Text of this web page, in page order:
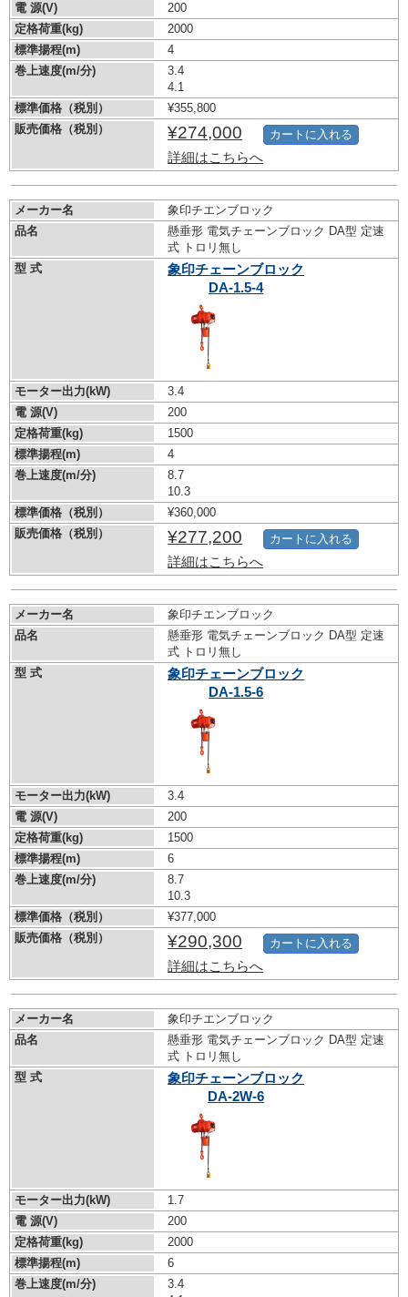
電 源(V)
200
定格荷重(kg)
2000
標準揚程(m)
4
巻上速度(m/分)
3.4
4.1
標準価格（税別）
¥355,800
販売価格（税別）
¥274,000
詳細はこちらへ
カートに入れる
メーカー名
象印チエンブロック
品名
懸垂形 電気チェーンブロック DA型 定速
式 トロリ無し
型 式
象印チェーンブロック
DA-1.5-4
モーター出力(kW)
3.4
電 源(V)
200
定格荷重(kg)
1500
標準揚程(m)
4
巻上速度(m/分)
8.7
10.3
標準価格（税別）
¥360,000
販売価格（税別）
¥277,200
詳細はこちらへ
カートに入れる
メーカー名
象印チエンブロック
品名
懸垂形 電気チェーンブロック DA型 定速
式 トロリ無し
型 式
象印チェーンブロック
DA-1.5-6
モーター出力(kW)
3.4
電 源(V)
200
定格荷重(kg)
1500
標準揚程(m)
6
巻上速度(m/分)
8.7
10.3
標準価格（税別）
¥377,000
販売価格（税別）
¥290,300
詳細はこちらへ
カートに入れる
メーカー名
象印チエンブロック
品名
懸垂形 電気チェーンブロック DA型 定速
式 トロリ無し
型 式
象印チェーンブロック
DA-2W-6
モーター出力(kW)
1.7
電 源(V)
200
定格荷重(kg)
2000
標準揚程(m)
6
巻上速度(m/分)
3.4